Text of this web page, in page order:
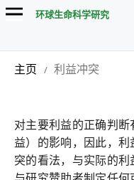
环球生命科学研究
主页 / 利益冲突
对主要利益的正确判
益）的影响，因此，
突的看法，与实际的